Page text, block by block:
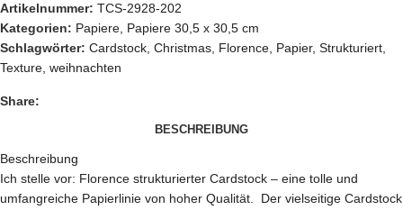
Artikelnummer: TCS-2928-202
Kategorien: Papiere Papiere 30,5 x 30,5 cm
Schlagwörter: Cardstock Christmas Florence Papier, Strukturiert
Texture weihnachten
Share:
BESCHREIBUNG
Beschreibung
Ich stelle vor: Florence strukturierter Cardstock – eine tolle und
umfangreiche Papierlinie von hoher Qualität. Der vielseitige Cardstock